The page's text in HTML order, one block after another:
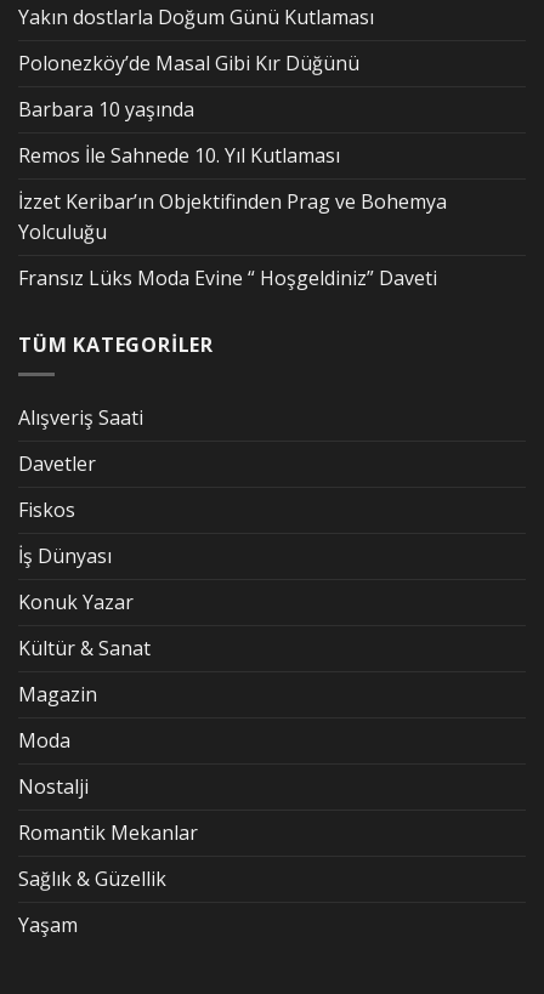
Yakın dostlarla Doğum Günü Kutlaması
Polonezköy’de Masal Gibi Kır Düğünü
Barbara 10 yaşında
Remos İle Sahnede 10. Yıl Kutlaması
İzzet Keribar’ın Objektifinden Prag ve Bohemya
Yolculuğu
Fransız Lüks Moda Evine “ Hoşgeldiniz” Daveti
TÜM KATEGORİLER
Alışveriş Saati
Davetler
Fiskos
İş Dünyası
Konuk Yazar
Kültür & Sanat
Magazin
Moda
Nostalji
Romantik Mekanlar
Sağlık & Güzellik
Yaşam